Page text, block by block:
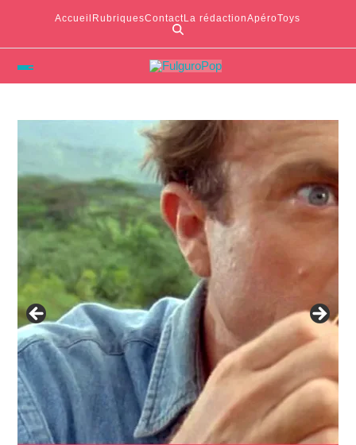
Accueil RubriquesContactLa rédactionApéroToys